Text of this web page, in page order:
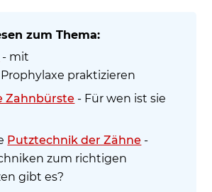
- mit
praktizieren
Zahnbürste - Für wen ist sie
Putztechnik der Zähne -
zum richtigen
gibt es?